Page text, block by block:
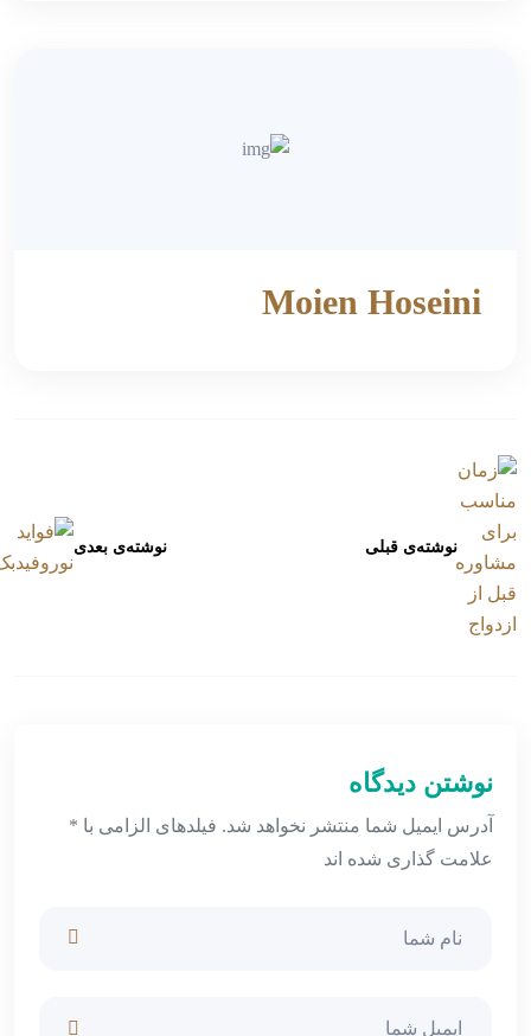
Moien Hoseini
نوشته‌ی قبلی نوشته‌ی بعدی
نوشتن دیدگاه
آدرس ایمیل شما منتشر نخواهد شد. فیلدهای الزامی با *
علامت گذاری شده اند